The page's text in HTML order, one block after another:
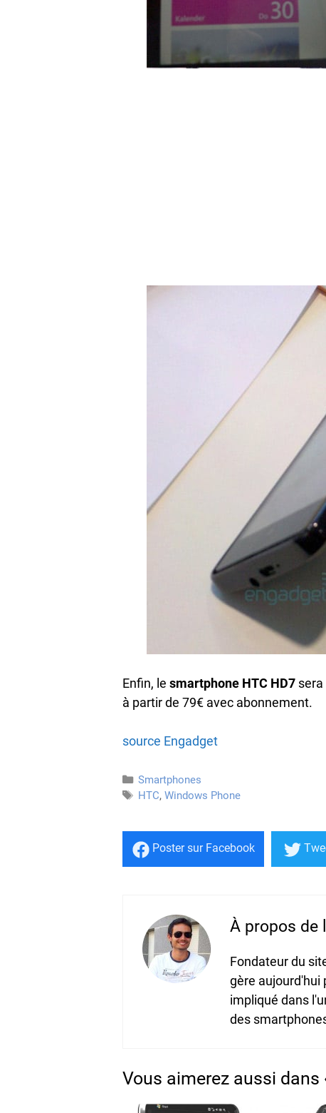
Enfin, le smartphone HTC HD7
à partir de 79€ avec abonnement.
source Engadget
Catégories
Smartphones
Étiquettes
HTC,Windows Phone
Postersur Facebook
À propos de
Fondateur du
gère aujourd'hui
impliqué dans
des
Vous aimerez aussi dans